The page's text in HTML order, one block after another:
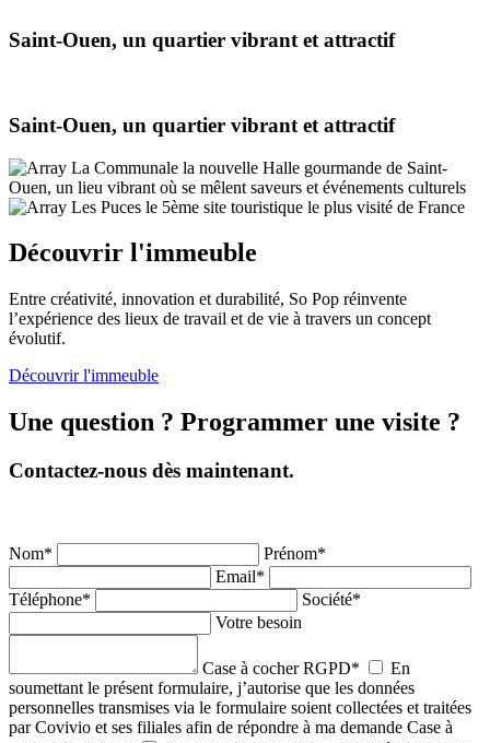
Saint-Ouen, un quartier vibrant et attractif
Saint-Ouen, un quartier vibrant et attractif
La Communale la nouvelle Halle gourmande de Saint-
Ouen, un lieu vibrant où se mêlent saveurs et événements culturels
Les Puces le 5ème site touristique le plus visité de France
Découvrir l'immeuble
Entre créativité, innovation et durabilité, So Pop réinvente
l’expérience des lieux de travail et de vie à travers un concept
évolutif.
Découvrir l'immeuble
Une question ? Programmer une visite ?
Contactez-nous dès maintenant.
Nom*
Prénom*
Email*
Téléphone*
Société*
Votre besoin
Case à cocher RGPD*
En
soumettant le présent formulaire, j’autorise que les données
personnelles transmises via le formulaire soient collectées et traitées
par Covivio et ses filiales afin de répondre à ma demande Case à